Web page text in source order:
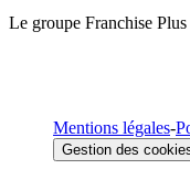
Le groupe Franchise Plus
Mentions légales-
Gestion des